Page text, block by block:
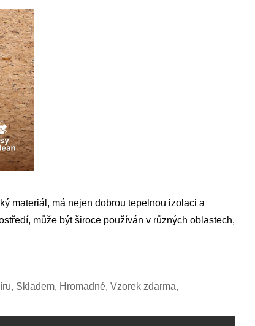
materiál, má nejen dobrou tepelnou izolaci a
může být široce používán v různých oblastech,
Skladem, Hromadné, Vzorek zdarma,